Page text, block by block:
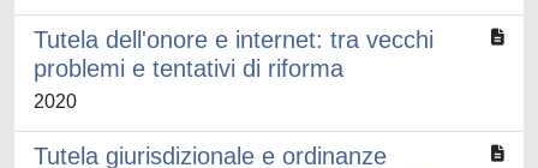
Tutela dell'onore e internet: tra vecchi
problemi e tentativi di riforma
2020
Tutela giurisdizionale e ordinanze